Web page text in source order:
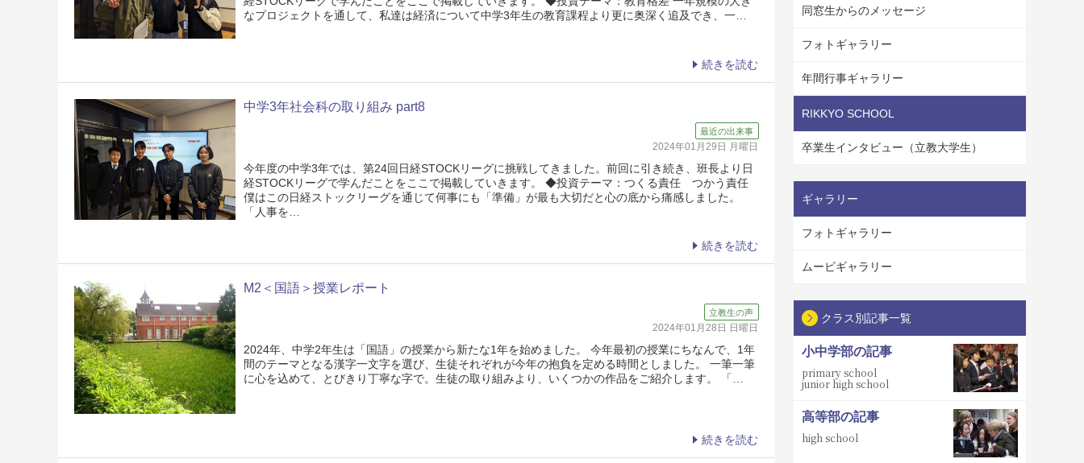
なプロジェクトを通して、私達は経済について中学3年生の教育課程より更に奥深く追及でき、一…
続きを読む
中学3年社会科の取り組み part8
最近の出来事
2024年01月29日 月曜日
今年度の中学3年では、第24回日経STOCKリーグに挑戦してきました。前回に引き続き、班長より日
経STOCKリーグで学んだことをここで掲載していきます。 ◆投資テーマ：つくる責任 つかう責任
僕はこの日経ストックリーグを通じて何事にも「準備」が最も大切だと心の底から痛感しました。
「人事を…
続きを読む
M2＜国語＞授業レポート
立教生の声
2024年01月28日 日曜日
2024年、中学2年生は「国語」の授業から新たな1年を始めました。 今年最初の授業にちなんで、1年
間のテーマとなる漢字一文字を選び、生徒それぞれが今年の抱負を定める時間としました。 一筆一筆
に心を込めて、とびきり丁寧な字で。生徒の取り組みより、いくつかの作品をご紹介します。 「…
続きを読む
同窓生からのメッセージ
フォトギャラリー
年間行事ギャラリー
RIKKYO SCHOOL
卒業生インタビュー（立教大学生）
ギャラリー
フォトギャラリー
ムービギャラリー
クラス別記事一覧
小中学部の記事
primary school
junior high school
高等部の記事
high school